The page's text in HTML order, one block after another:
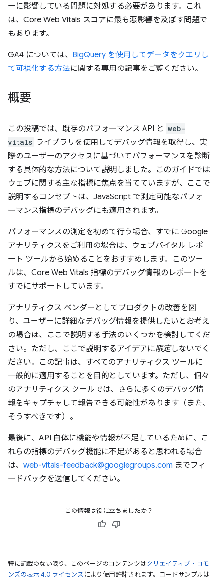
ーに影響している問題に対処する必要があります。これ
は、Core Web Vitals スコアに最も悪影響を及ぼす問題で
もあります。
GA4 については、 BigQuery を使用してデータをクエリし
て可視化する方法に関する専用の記事をご覧ください。
概要
この投稿では、既存のパフォーマンス API と web-
vitals ライブラリを使用してデバッグ情報を取得し、実
際のユーザーのアクセスに基づいてパフォーマンスを診断
する具体的な方法について説明しました。このガイドでは
ウェブに関する主な指標に焦点を当てていますが、ここで
説明するコンセプトは、JavaScript で測定可能なパフォ
ーマンス指標のデバッグにも適用されます。
パフォーマンスの測定を初めて行う場合、すでに Google
アナリティクスをご利用の場合は、ウェブバイタル レポ
ート ツールから始めることをおすすめします。このツー
ルは、Core Web Vitals 指標のデバッグ情報のレポートを
すでにサポートしています。
アナリティクス ベンダーとしてプロダクトの改善を図
り、ユーザーに詳細なデバッグ情報を提供したいとお考え
の場合は、ここで説明する手法のいくつかを検討してくだ
さい。ただし、ここで説明するアイデアに限定しないでく
ださい。この記事は、すべてのアナリティクス ツールに
一般的に適用することを目的としています。ただし、個々
のアナリティクス ツールでは、さらに多くのデバッグ情
報をキャプチャして報告できる可能性があります（また、
そうすべきです）。
最後に、API 自体に機能や情報が不足しているために、こ
れらの指標のデバッグ機能に不足があると思われる場合
は、 web-vitals-feedback@googlegroups.com までフィ
ードバックを送信してください。
この情報は役に立ちましたか？
特に記載のない限り、このページのコンテンツはクリエイティブ・コモ
ンズの表示 4.0 ライセンスにより使用許諾されます。コードサンプルは